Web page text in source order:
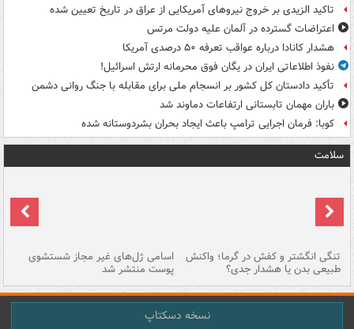
تاکید الزیدی بر خروج نیروهای آمریکایی از عراق در تاریخ تعیین شده
اعتراضات گسترده در آلمان علیه دولت مرتس
هشدار کانادا درباره عواقب تعرفه ۵۰ درصدی آمریکا
نفوذ اطلاعاتی ایران در یگان فوق محرمانه ارتش اسرائیل!
تأکید دادستان کل کشور بر انسجام ملی برای مقابله با جنگ روانی دشمن
باران مهمان تابستانی ارتفاعات دماوند شد
کوبا: فرمان اجرایی ترامپ باعث ایجاد بحران بشردوستانه شده
سلامت
تنگی انگشتر و کفش در گرما؛ واکنش
طبیعی بدن یا هشدار جدی؟
اسامی ژل‌های غیر مجاز شستشوی
پوست منتشر شد
نسخه دسکتاپ